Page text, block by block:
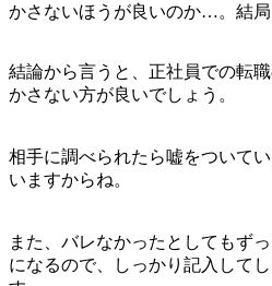
かさないほうが良いのか…。結
結論から言うと、正社員での転
かさない方が良いでしょう。
相手に調べられたら嘘をついて
いますからね。
また、バレなかったとしてもず
になるので、しっかり記入して